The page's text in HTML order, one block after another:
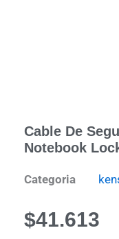
Cable De
Notebook
Categoria
$41.613